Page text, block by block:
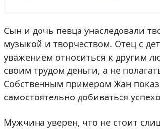
Сын и дочь певца унаследовали
музыкой и творчеством. Отец с
уважением относиться к другим
своим трудом деньги, а не
Собственным примером Жан
самостоятельно добиваться
Мужчина уверен, что не стоит